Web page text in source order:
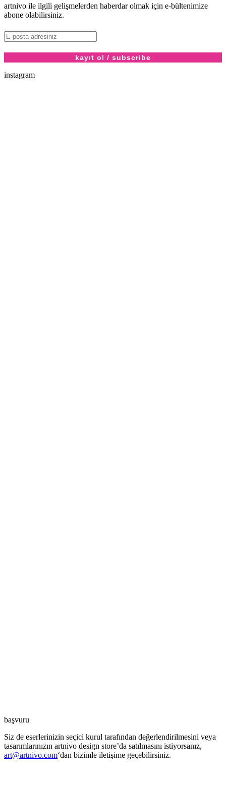
artnivo ile ilgili gelişmelerden haberdar olmak için e-bültenimize
abone olabilirsiniz.
instagram
başvuru
Siz de eserlerinizin seçici kurul tarafından değerlendirilmesini veya
tasarımlarınızın artnivo design store’da satılmasını istiyorsanız,
art@artnivo.com‘dan bizimle iletişime geçebilirsiniz.